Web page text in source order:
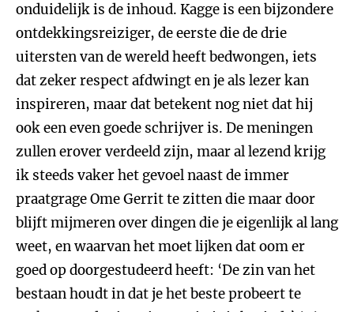
onduidelijk is de inhoud. Kagge is een bijzondere
ontdekkingsreiziger, de eerste die de drie
uitersten van de wereld heeft bedwongen, iets
dat zeker respect afdwingt en je als lezer kan
inspireren, maar dat betekent nog niet dat hij
ook een even goede schrijver is. De meningen
zullen erover verdeeld zijn, maar al lezend krijg
ik steeds vaker het gevoel naast de immer
praatgrage Ome Gerrit te zitten die maar door
blijft mijmeren over dingen die je eigenlijk al lang
weet, en waarvan het moet lijken dat oom er
goed op doorgestudeerd heeft: ‘De zin van het
bestaan houdt in dat je het beste probeert te